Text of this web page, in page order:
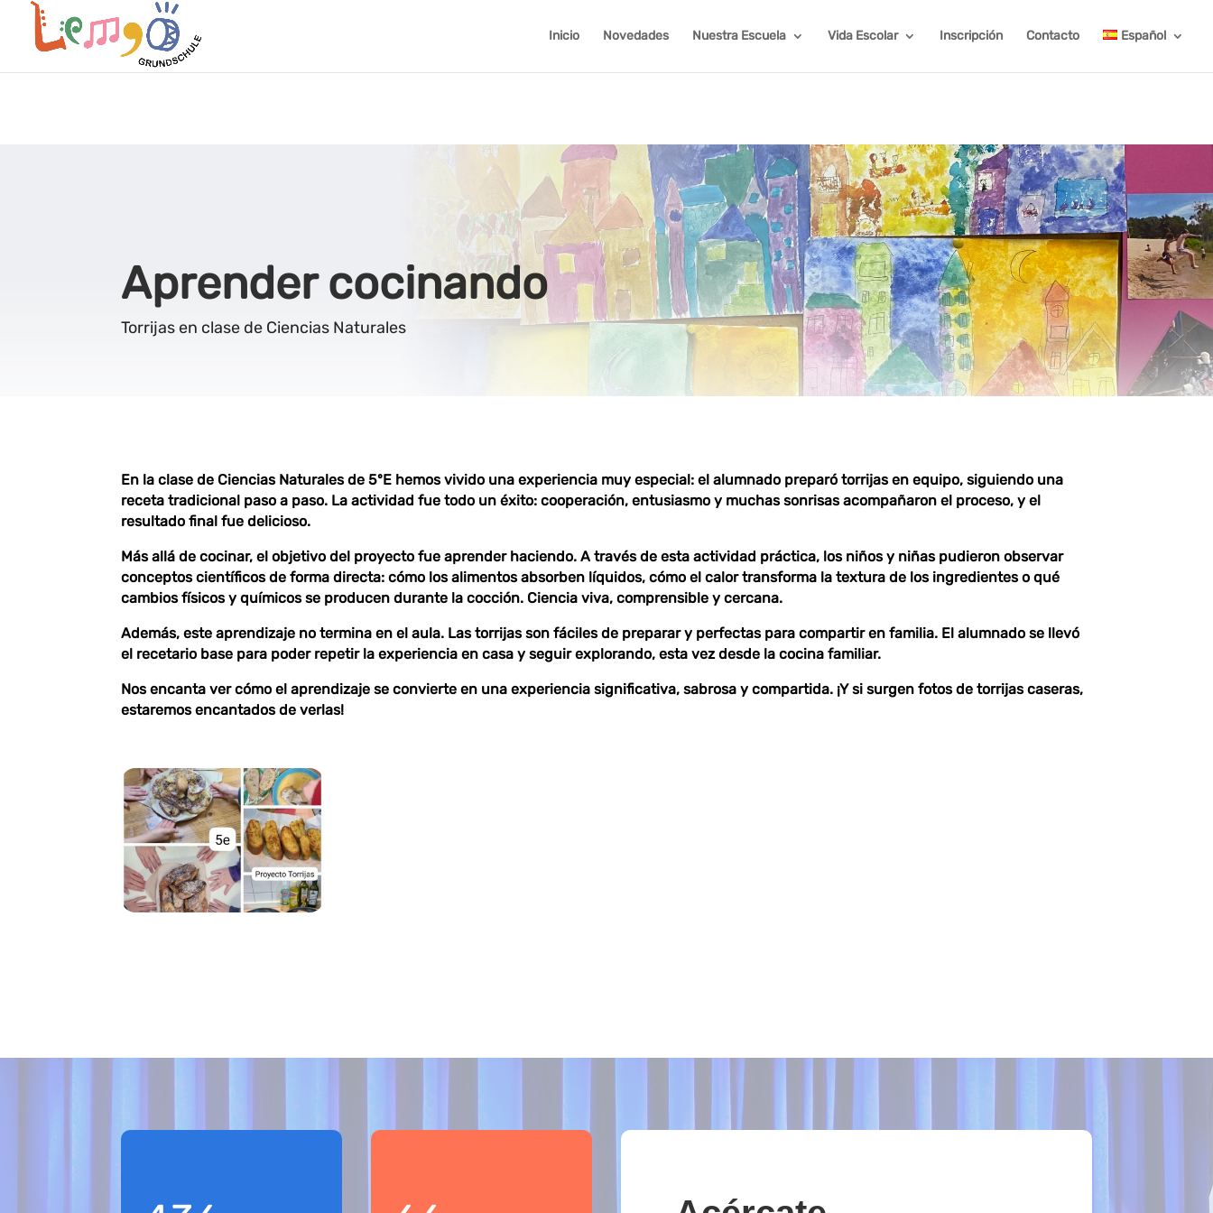
Inicio Novedades Nuestra Escuela Vida Escolar Inscripción Contacto Español
Aprender cocinando
Torrijas en clase de Ciencias Naturales
En la clase de Ciencias Naturales de 5ºE hemos vivido una experiencia muy especial: el alumnado preparótorrijas en equipo, siguiendo una
receta tradicional paso a paso. La actividad fue todo un éxito: cooperación, entusiasmo y muchas sonrisas acompañaron el proceso, y el
resultado final fue delicioso.
Más allá de cocinar, el objetivo del proyecto fueaprender haciendo. A través de esta actividad práctica, los niños y niñas pudieron observar
conceptos científicos de forma directa: cómo los alimentos absorben líquidos, cómo el calor transforma la textura de los ingredientes o qué
cambios físicos y químicos se producen durante la cocción. Ciencia viva, comprensible y cercana.
Además, este aprendizaje no termina en el aula. Las torrijas son fáciles de preparar y perfectas para compartir en familia. El alumnado se llevó
el recetario base para poder repetir la experiencia en casa y seguir explorando, esta vez desde la cocina familiar.
Nos encanta ver cómo el aprendizaje se convierte en una experiencia significativa, sabrosa y compartida. ¡Y si surgen fotos de torrijas caseras,
estaremos encantados de verlas!